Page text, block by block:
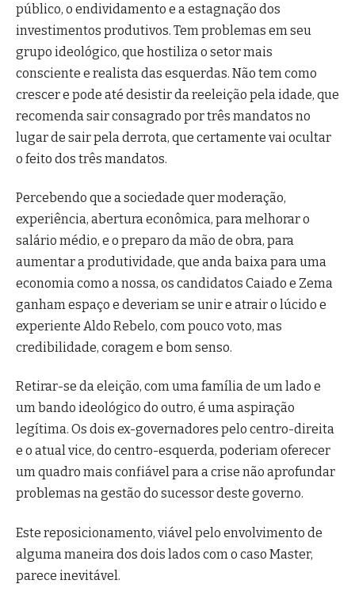
público, o endividamento e a estagnação dos
investimentos produtivos. Tem problemas em seu
grupo ideológico, que hostiliza o setor mais
consciente e realista das esquerdas. Não tem como
crescer e pode até desistir da reeleição pela idade, que
recomenda sair consagrado por três mandatos no
lugar de sair pela derrota, que certamente vai ocultar
o feito dos três mandatos.
Percebendo que a sociedade quer moderação,
experiência, abertura econômica, para melhorar o
salário médio, e o preparo da mão de obra, para
aumentar a produtividade, que anda baixa para uma
economia como a nossa, os candidatos Caiado e Zema
ganham espaço e deveriam se unir e atrair o lúcido e
experiente Aldo Rebelo, com pouco voto, mas
credibilidade, coragem e bom senso.
Retirar-se da eleição, com uma família de um lado e
um bando ideológico do outro, é uma aspiração
legítima. Os dois ex-governadores pelo centro-direita
e o atual vice, do centro-esquerda, poderiam oferecer
um quadro mais confiável para a crise não aprofundar
problemas na gestão do sucessor deste governo.
Este reposicionamento, viável pelo envolvimento de
alguma maneira dos dois lados com o caso Master,
parece inevitável.